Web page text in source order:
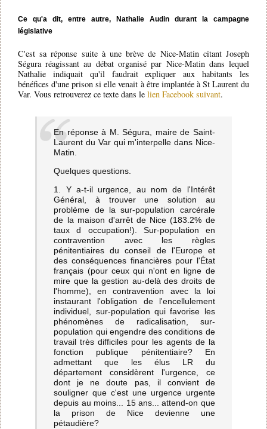
Ce qu'a dit, entre autre, Nathalie Audin durant la campagne
législative
C'est sa réponse suite à une brève de Nice-Matin citant Joseph
Ségura réagissant au débat organisé par Nice-Matin dans lequel
Nathalie indiquait qu'il faudrait expliquer aux habitants les
bénéfices d'une prison si elle venait à être implantée à St Laurent du
Var. Vous retrouverez ce texte dans le lien Facebook suivant.
En réponse à M. Ségura, maire de Saint-
Laurent du Var qui m'interpelle dans Nice-
Matin.
Quelques questions.
1. Y a-t-il urgence, au nom de l'Intérêt
Général, à trouver une solution au
problème de la sur-population carcérale
de la maison d'arrêt de Nice (183.2% de
taux d occupation!). Sur-population en
contravention avec les règles
pénitentiaires du conseil de l'Europe et
des conséquences financières pour l'État
français (pour ceux qui n'ont en ligne de
mire que la gestion au-delà des droits de
l'homme), en contravention avec la loi
instaurant l'obligation de l'encellulement
individuel, sur-population qui favorise les
phénomènes de radicalisation, sur-
population qui engendre des conditions de
travail très difficiles pour les agents de la
fonction publique pénitentiaire? En
admettant que les élus LR du
département considèrent l'urgence, ce
dont je ne doute pas, il convient de
souligner que c'est une urgence urgente
depuis au moins... 15 ans... attend-on que
la prison de Nice devienne une
pétaudière?